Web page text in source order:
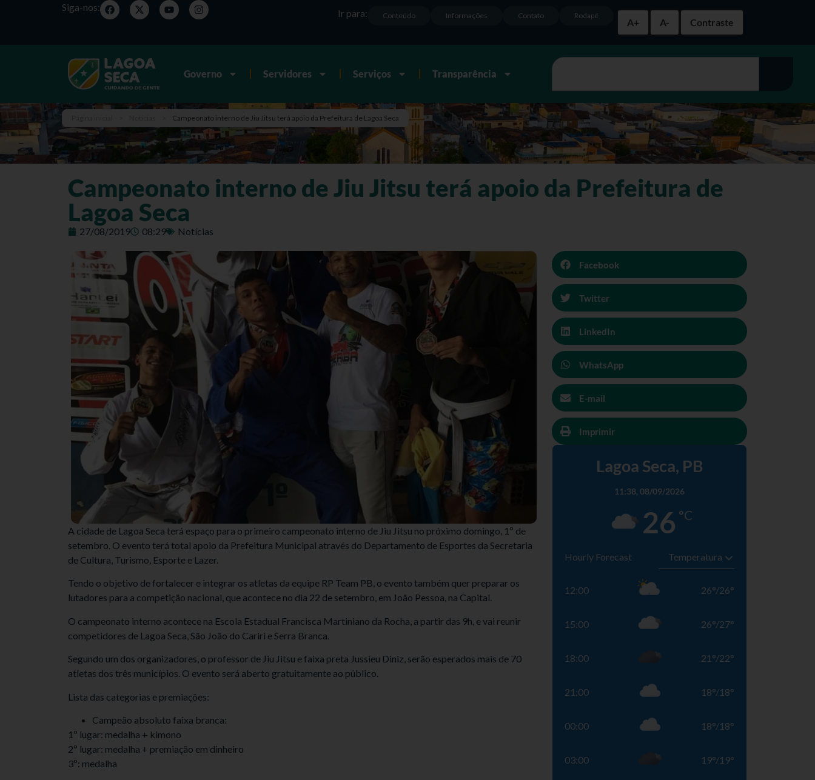
Siga-nos:
A+
A- Contraste
Rodapé
Contato
Informações
Conteúdo
Ir para:
Governo Servidores Serviços Transparência
Campeonato interno de Jiu Jitsu terá apoio da Prefeitura de Lagoa Seca
Campeonato interno de Jiu Jitsu terá apoio da Prefeitura de
Lagoa Seca
27/08/2019 08:29 Notícias
A cidade de Lagoa Seca terá espaço para o primeiro campeonato interno de Jiu Jitsu no próximo domingo, 1º de
setembro. O evento terá total apoio da Prefeitura Municipal através do Departamento de Esportes da Secretaria
de Cultura, Turismo, Esporte e Lazer.
Tendo o objetivo de fortalecer e integrar os atletas da equipe RP Team PB, o evento também quer preparar os
lutadores para a competição nacional, que acontece no dia 22 de setembro, em João Pessoa, na Capital.
O campeonato interno acontece na Escola Estadual Francisca Martiniano da Rocha, a partir das 9h, e vai reunir
competidores de Lagoa Seca, São João do Cariri e Serra Branca.
Segundo um dos organizadores, o professor de Jiu Jitsu e faixa preta Jussieu Diniz, serão esperados mais de 70
atletas dos três municípios. O evento será aberto gratuitamente ao público.
Lista das categorias e premiações:
Campeão absoluto faixa branca:
1º lugar: medalha + kimono
2º lugar: medalha + premiação em dinheiro
3º: medalha
Facebook
Twitter
LinkedIn
WhatsApp
E-mail
Imprimir
Lagoa Seca, PB
11:38, 08/09/2026
26 °C
Hourly Forecast
12:00 26°/26°
15:00 26°/27°
18:00 21 °/22°
21:00 18°/18°
00:00 18°/18°
03:00 19°/19°